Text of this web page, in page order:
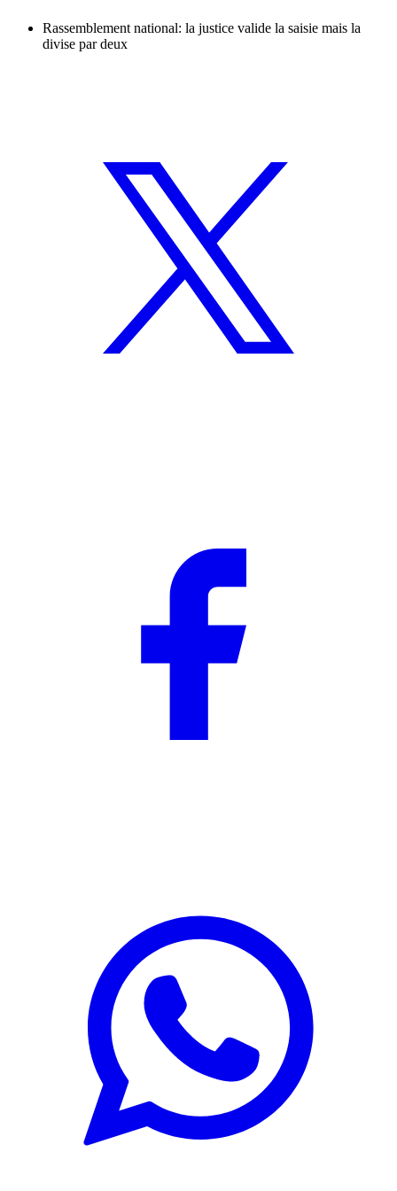
Rassemblement national: la justice valide la saisie mais la
divise par deux